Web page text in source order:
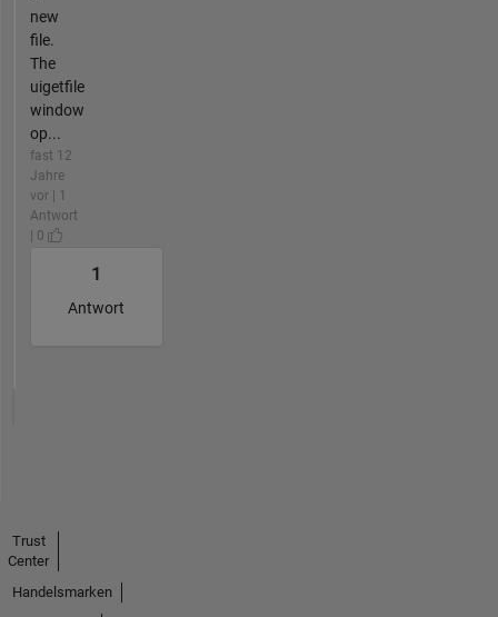
new
file.
The
uigetfile
window
op...
fast 12
Jahre
vor | 1
Antwort
| 0
1
Antwort
Trust
Center
Handelsmarken